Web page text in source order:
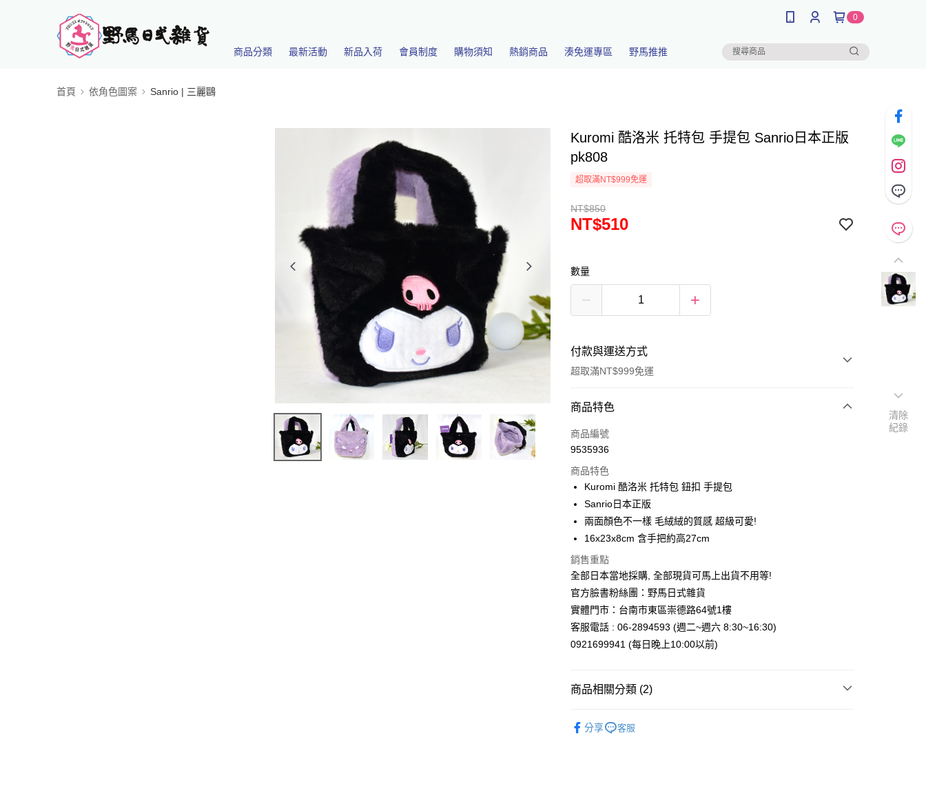
0
商品分類 最新活動 新品入荷 會員制度 購物須知 熱銷商品 湊免運專區 野馬推推
首頁 依角色圖案 Sanrio | 三麗鷗
Kuromi 酷洛米 托特包 手提包 Sanrio日本正版
pk808
超取滿NT$999免運
NT$850
NT$510
數量
付款與運送方式
超取滿NT$999免運
付款方式
信用卡一次付款
3 期 0 利率 每期 NT$170
合作金庫商業銀行
華南商業銀行
彰化商業銀行
國泰世華商業銀行
臺灣中小企業銀行
匯豐（台灣）商業銀行
華泰商業銀行
聯邦商業銀行
玉山商業銀行
星展（台灣）商業銀行
台新國際商業銀行
中國信託商業銀行
台灣樂天信用卡公司
超商取貨付款
Apple Pay
街口支付
悠遊付
Google Pay
全家取貨付款
商品特色
商品編號
9535936
商品特色
Kuromi 酷洛米 托特包 鈕扣 手提包
Sanrio日本正版
兩面顏色不一樣 毛絨絨的質感 超級可愛!
16x23x8cm 含手把約高27cm
銷售重點
全部日本當地採購, 全部現貨可馬上出貨不用等!
官方臉書粉絲團：野馬日式雜貨
實體門市：台南市東區崇德路64號1樓
客服電話 : 06-2894593 (週二~週六 8:30~16:30)
0921699941 (每日晚上10:00以前)
商品相關分類 (2)
分享 客服
清除
紀錄